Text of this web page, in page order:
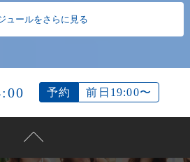
ュールをさらに見る
予約 前日19:00〜